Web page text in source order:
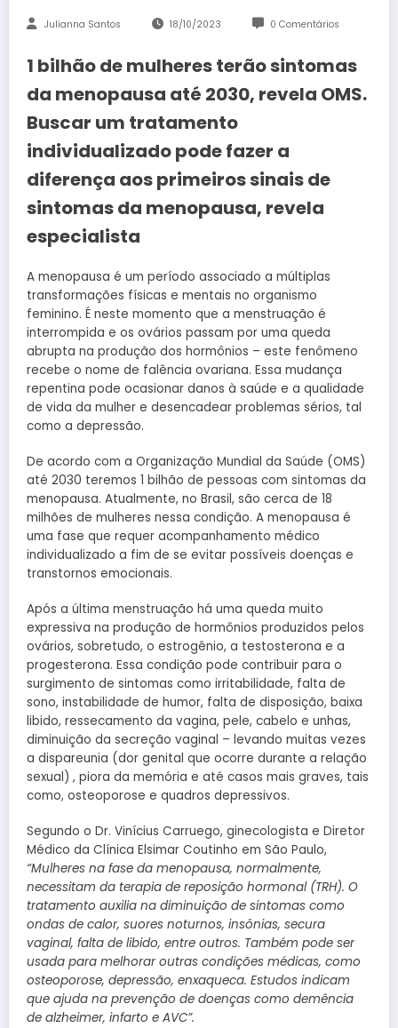
Julianna Santos 18/10/2023 0 Comentários
1 bilhão de mulheres terão sintomas
da menopausa até 2030, revela OMS.
Buscar um tratamento
individualizado pode fazer a
diferença aos primeiros sinais de
sintomas da menopausa, revela
especialista
A menopausa é um período associado a múltiplas
transformações físicas e mentais no organismo
feminino. É neste momento que a menstruação é
interrompida e os ovários passam por uma queda
abrupta na produção dos hormônios – este fenômeno
recebe o nome de falência ovariana. Essa mudança
repentina pode ocasionar danos à saúde e a qualidade
de vida da mulher e desencadear problemas sérios, tal
como a depressão.
De acordo com a Organização Mundial da Saúde (OMS)
até 2030 teremos 1 bilhão de pessoas com sintomas da
menopausa. Atualmente, no Brasil, são cerca de 18
milhões de mulheres nessa condição. A menopausa é
uma fase que requer acompanhamento médico
individualizado a fim de se evitar possíveis doenças e
transtornos emocionais.
Após a última menstruação há uma queda muito
expressiva na produção de hormônios produzidos pelos
ovários, sobretudo, o estrogênio, a testosterona e a
progesterona. Essa condição pode contribuir para o
surgimento de sintomas como irritabilidade, falta de
sono, instabilidade de humor, falta de disposição, baixa
libido, ressecamento da vagina, pele, cabelo e unhas,
diminuição da secreção vaginal – levando muitas vezes
a dispareunia (dor genital que ocorre durante a relação
sexual) , piora da memória e até casos mais graves, tais
como, osteoporose e quadros depressivos.
Segundo o Dr. Vinícius Carruego, ginecologista e Diretor
Médico da Clínica Elsimar Coutinho em São Paulo,
“Mulheres na fase da menopausa, normalmente,
necessitam da terapia de reposição hormonal (TRH). O
tratamento auxilia na diminuição de sintomas como
ondas de calor, suores noturnos, insônias, secura
vaginal, falta de libido, entre outros. Também pode ser
usada para melhorar outras condições médicas, como
osteoporose, depressão, enxaqueca. Estudos indicam
que ajuda na prevenção de doenças como demência
de alzheimer, infarto e AVC”.